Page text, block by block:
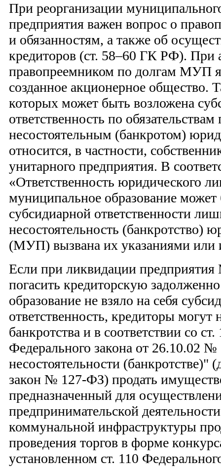
При реорганизации
предприятия важен вопрос о
и обязанностям, а также об
кредиторов (ст. 58–60 ГК РФ). При
правопреемником по долгам МУП
созданное акционерное общество.
которых может быть возложена
ответственность по
несостоятельным (банкротом)
относится, в частности,
унитарного предприятия. В
«Ответственность юридического
муниципальное образование
субсидиарной ответственности
несостоятельность (банкротство)
(МУП) вызвана их указаниями или
Если при ликвидации
погасить кредиторскую
образование не взяло на себя
ответственность, кредиторы могут
банкротства и в соответствии со
Федерального закона от 26.10.02
несостоятельности (банкротстве)"
закон № 127-ФЗ) продать
предназначенный для
предпринимательской
коммунальной инфраструктуры
проведения торгов в форме
установленном ст. 110